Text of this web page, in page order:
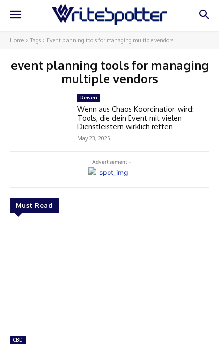
Home Tags Event planning tools for managing multiple vendors
event planning tools for managing
multiple vendors
- Advertisement -
Must Read
CBD
Reisen
Wenn aus Chaos Koordination wird:
Tools, die dein Event mit vielen
Dienstleistern wirklich retten
May 23, 2025